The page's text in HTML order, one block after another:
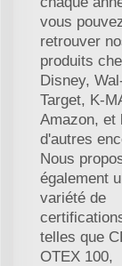
vous
retrouver
produits
Disney,
Target, K-
Amazon, et
d'autres
Nous
également
variété de
telles que
OTEX 100,